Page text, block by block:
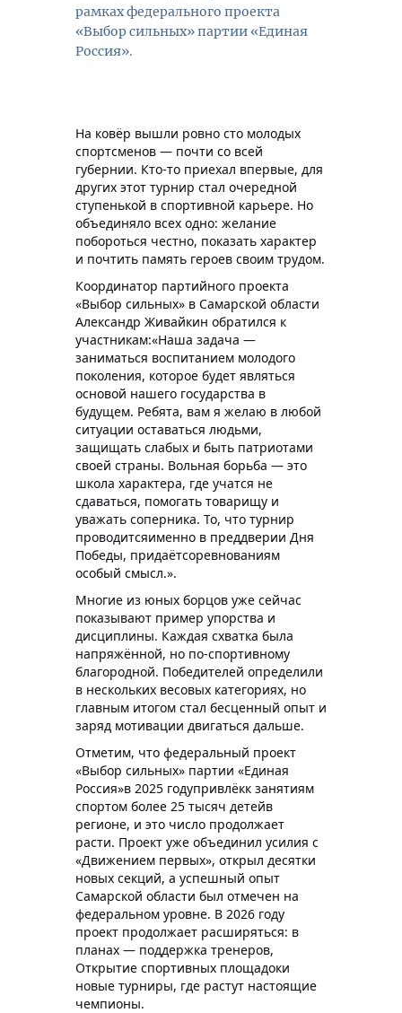
рамках федерального проекта
«Выбор сильных» партии «Единая
Россия».
На ковёр вышли ровно сто молодых
спортсменов — почти со всей
губернии. Кто-то приехал впервые, для
других этот турнир стал очередной
ступенькой в спортивной карьере. Но
объединяло всех одно: желание
побороться честно, показать характер
и почтить память героев своим трудом.
Координатор партийного проекта
«Выбор сильных» в Самарской области
Александр Живайкин обратился к
участникам:«Наша задача —
заниматься воспитанием молодого
поколения, которое будет являться
основой нашего государства в
будущем. Ребята, вам я желаю в любой
ситуации оставаться людьми,
защищать слабых и быть патриотами
своей страны. Вольная борьба — это
школа характера, где учатся не
сдаваться, помогать товарищу и
уважать соперника. То, что турнир
проводитсяименно в преддверии Дня
Победы, придаётсоревнованиям
особый смысл.».
Многие из юных борцов уже сейчас
показывают пример упорства и
дисциплины. Каждая схватка была
напряжённой, но по-спортивному
благородной. Победителей определили
в нескольких весовых категориях, но
главным итогом стал бесценный опыт и
заряд мотивации двигаться дальше.
Отметим, что федеральный проект
«Выбор сильных» партии «Единая
Россия»в 2025 годупривлёкк занятиям
спортом более 25 тысяч детейв
регионе, и это число продолжает
расти. Проект уже объединил усилия с
«Движением первых», открыл десятки
новых секций, а успешный опыт
Самарской области был отмечен на
федеральном уровне. В 2026 году
проект продолжает расширяться: в
планах — поддержка тренеров,
Открытие спортивных площадоки
новые турниры, где растут настоящие
чемпионы.